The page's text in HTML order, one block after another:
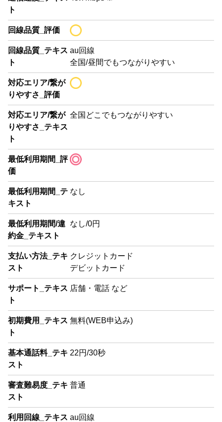
ト
回線品質_評価
回線品質_テキス
ト
au回線
全国/昼間でもつながりやすい
対応エリア/繋が
りやすさ_評価
対応エリア/繋が
りやすさ_テキス
ト
全国どこでもつながりやすい
最低利用期間_評
価
最低利用期間_テ
キスト
なし
最低利用期間/違
約金_テキスト
なし/0円
支払い方法_テキ
スト
クレジットカード
デビットカード
サポート_テキス
ト
店舗・電話 など
初期費用_テキス
ト
無料(WEB申込み)
基本通話料_テキ
スト
22円/30秒
審査難易度_テキ
スト
普通
利用回線_テキス au回線